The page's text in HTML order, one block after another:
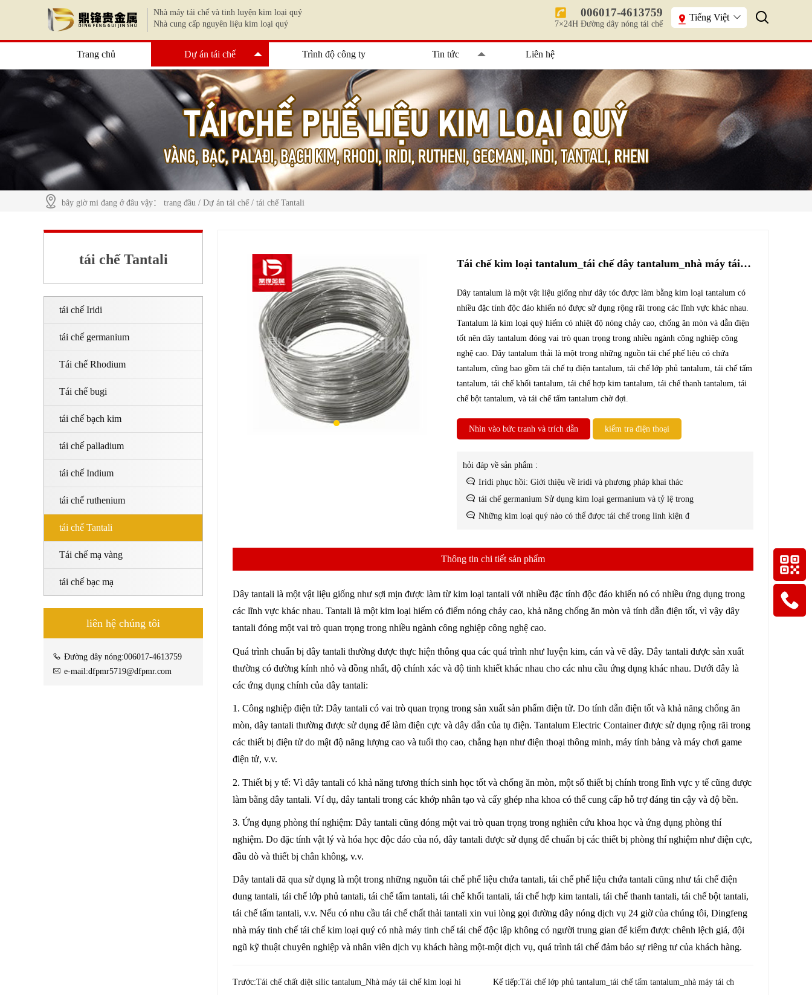
Nhà máy tái chế và tinh luyện kim loại quý
Nhà cung cấp nguyên liệu kim loại quý
006017-4613759
7×24H Đường dây nóng tái chế
Tiếng Việt
Trang chủ Dự án tái chế Trình độ công ty Tin tức Liên hệ
bây giờ mi đang ở đâu vậy： trang đầu / Dự án tái chế/ tái chế Tantali
tái chế Tantali
tái chế Iridi
tái chế germanium
Tái chế Rhodium
Tái chế bugi
tái chế bạch kim
tái chế palladium
tái chế Indium
tái chế ruthenium
tái chế Tantali
Tái chế mạ vàng
tái chế bạc mạ
liên hệ chúng tôi
Đường dây nóng:006017-4613759
e-mail:dfpmr5719@dfpmr.com
Tái chế kim loại tantalum_tái chế dây tantalum_nhà máy tái chế kim loại hiếm
Dây tantalum là một vật liệu giống như dây tóc được làm bằng kim loại tantalum có
nhiều đặc tính độc đáo khiến nó được sử dụng rộng rãi trong các lĩnh vực khác nhau.
Tantalum là kim loại quý hiếm có nhiệt độ nóng chảy cao, chống ăn mòn và dẫn điện
tốt nên dây tantalum đóng vai trò quan trọng trong nhiều ngành công nghiệp công
nghệ cao. Dây tantalum thải là một trong những nguồn tái chế phế liệu có chứa
tantalum, cũng bao gồm tái chế tụ điện tantalum, tái chế lớp phủ tantalum, tái chế tấm
tantalum, tái chế khối tantalum, tái chế hợp kim tantalum, tái chế thanh tantalum, tái
chế bột tantalum, và tái chế tấm tantalum chờ đợi.
Nhìn vào bức tranh và trích dẫn kiểm tra điện thoại
hỏi đáp về sản phẩm :
Iridi phục hồi: Giới thiệu về iridi và phương pháp khai thác
tái chế germanium Sử dụng kim loại germanium và tỷ lệ trong
Những kim loại quý nào có thể được tái chế trong linh kiện đ
Thông tin chi tiết sản phẩm
Dây tantali là một vật liệu giống như sợi mịn được làm từ kim loại tantali với nhiều đặc tính độc đáo khiến nó có nhiều ứng dụng trong
các lĩnh vực khác nhau. Tantali là một kim loại hiếm có điểm nóng chảy cao, khả năng chống ăn mòn và tính dẫn điện tốt, vì vậy dây
tantali đóng một vai trò quan trọng trong nhiều ngành công nghiệp công nghệ cao.
Quá trình chuẩn bị dây tantali thường được thực hiện thông qua các quá trình như luyện kim, cán và vẽ dây. Dây tantali được sản xuất
thường có đường kính nhỏ và đồng nhất, độ chính xác và độ tinh khiết khác nhau cho các nhu cầu ứng dụng khác nhau. Dưới đây là
các ứng dụng chính của dây tantali:
1. Công nghiệp điện tử: Dây tantali có vai trò quan trọng trong sản xuất sản phẩm điện tử. Do tính dẫn điện tốt và khả năng chống ăn
mòn, dây tantali thường được sử dụng để làm điện cực và dây dẫn của tụ điện. Tantalum Electric Container được sử dụng rộng rãi trong
các thiết bị điện tử do mật độ năng lượng cao và tuổi thọ cao, chẳng hạn như điện thoại thông minh, máy tính bảng và máy chơi game
điện tử, v.v.
2. Thiết bị y tế: Vì dây tantali có khả năng tương thích sinh học tốt và chống ăn mòn, một số thiết bị chính trong lĩnh vực y tế cũng được
làm bằng dây tantali. Ví dụ, dây tantali trong các khớp nhân tạo và cấy ghép nha khoa có thể cung cấp hỗ trợ đáng tin cậy và độ bền.
3. Ứng dụng phòng thí nghiệm: Dây tantali cũng đóng một vai trò quan trọng trong nghiên cứu khoa học và ứng dụng phòng thí
nghiệm. Do đặc tính vật lý và hóa học độc đáo của nó, dây tantali được sử dụng để chuẩn bị các thiết bị phòng thí nghiệm như điện cực,
đầu dò và thiết bị chân không, v.v.
Dây tantali đã qua sử dụng là một trong những nguồn tái chế phế liệu chứa tantali, tái chế phế liệu chứa tantali cũng như tái chế điện
dung tantali, tái chế lớp phủ tantali, tái chế tấm tantali, tái chế khối tantali, tái chế hợp kim tantali, tái chế thanh tantali, tái chế bột tantali,
tái chế tấm tantali, v.v. Nếu có nhu cầu tái chế chất thải tantali xin vui lòng gọi đường dây nóng dịch vụ 24 giờ của chúng tôi, Dingfeng
nhà máy tinh chế tái chế kim loại quý có nhà máy tinh chế tái chế độc lập không có người trung gian để kiếm được chênh lệch giá, đội
ngũ kỹ thuật chuyên nghiệp và nhân viên dịch vụ khách hàng một-một dịch vụ, quá trình tái chế đảm bảo sự riêng tư của khách hàng.
Trước:Tái chế chất diệt silic tantalum_Nhà máy tái chế kim loại hi Kế tiếp:Tái chế lớp phủ tantalum_tái chế tấm tantalum_nhà máy tái ch